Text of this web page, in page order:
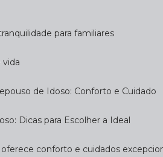
para familiares
vida
de Idoso: Conforto e Cuidado
Dicas para Escolher a Ideal
oferece conforto e cuidados